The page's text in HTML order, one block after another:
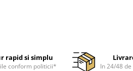
rapid si simplu
conform politicii* In 24/48